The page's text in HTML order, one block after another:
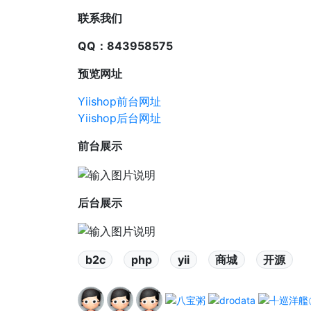
联系我们
QQ：843958575
预览网址
Yiishop前台网址
Yiishop后台网址
前台展示
后台展示
b2c php yii 商城 开源